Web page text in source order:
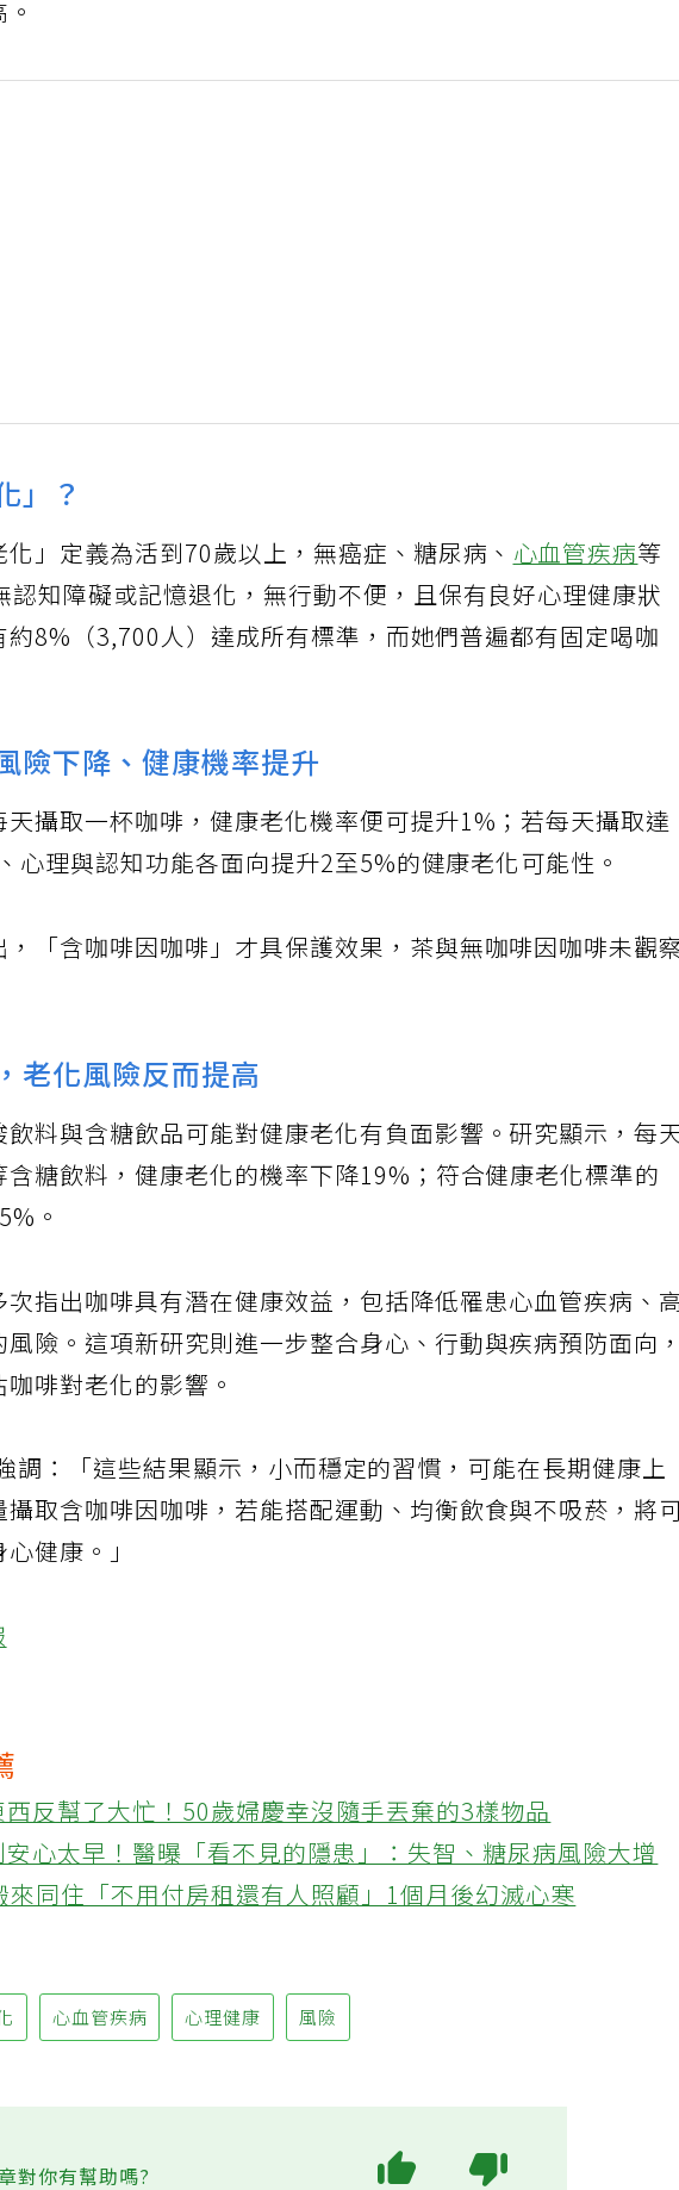
」？
化」定義為活到70歲以上，無癌症、糖尿病、心血管疾病等
認知障礙或記憶退化，無行動不便，且保有良好心理健康狀
8%（3,700人）達成所有標準，而她們普遍都有固定喝咖
險下降、健康機率提升
攝取一杯咖啡，健康老化機率便可提升1%；若每天攝取達
心理與認知功能各面向提升2至5%的健康老化可能性。
「含咖啡因咖啡」才具保護效果，茶與無咖啡因咖啡未觀
老化風險反而提高
飲料與含糖飲品可能對健康老化有負面影響。研究顯示，每
糖飲料，健康老化的機率下降19%；符合健康老化標準的
。
次指出咖啡具有潛在健康效益，包括降低罹患心血管疾病、
風險。這項新研究則進一步整合身心、行動與疾病預防面向
啡對老化的影響。
調：「這些結果顯示，小而穩定的習慣，可能在長期健康上
攝取含咖啡因咖啡，若能搭配運動、均衡飲食與不吸菸，將
健康。」
反幫了大忙！50歲婦慶幸沒隨手丟棄的3樣物品
心太早！醫曝「看不見的隱患」：失智、糖尿病風險大增
同住「不用付房租還有人照顧」1個月後幻滅心寒
心血管疾病 心理健康 風險